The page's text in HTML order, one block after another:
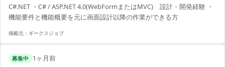
C#.NET ・C# / ASP.NET 4.0(WebFormまたはMVC) 設計・開発経験 ・
機能要件と機能概要を元に画面設計以降の作業ができる方
掲載元： ギークスジョブ
募集中 1ヶ月前